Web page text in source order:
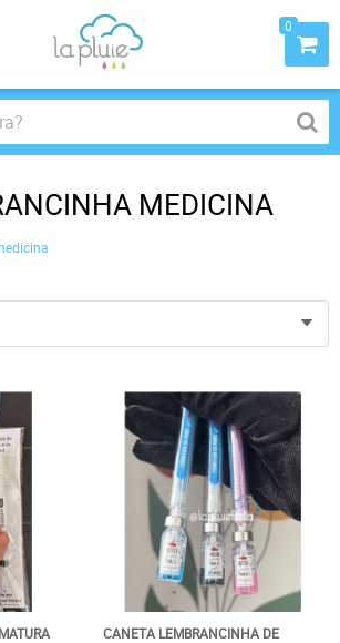
0
MEDICINA
CANETA LEMBRANCINHA DE